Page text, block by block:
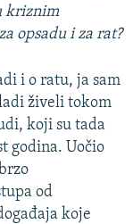
kriznim
opsadu i za rat?
i o ratu, ja sam
živeli tokom
koji su tada
godina. Uočio
od
koje